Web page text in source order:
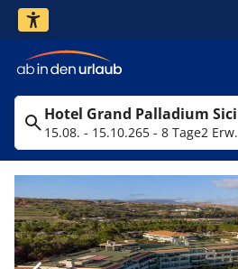
15.08. - 15.10.265 - 8 Tage2 Erw.